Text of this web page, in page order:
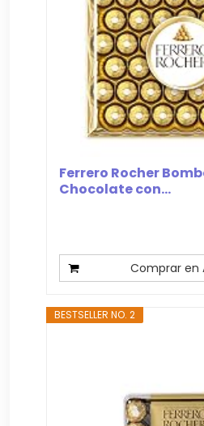
Ferrero Rocher
Chocolate con...
Comprar en
BESTSELLER NO. 2